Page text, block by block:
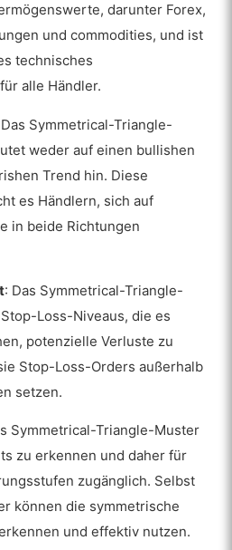
darunter Forex,
und commodities, und ist
technisches
alle Händler.
Symmetrical-Triangle-
weder auf einen bullishen
Trend hin. Diese
es Händlern, sich auf
in beide Richtungen
: Das Symmetrical-Triangle-
Loss-Niveaus, die es
potenzielle Verluste zu
Stop-Loss-Orders außerhalb
setzen.
Symmetrical-Triangle-Muster
zu erkennen und daher für
zugänglich. Selbst
können die symmetrische
und effektiv nutzen.